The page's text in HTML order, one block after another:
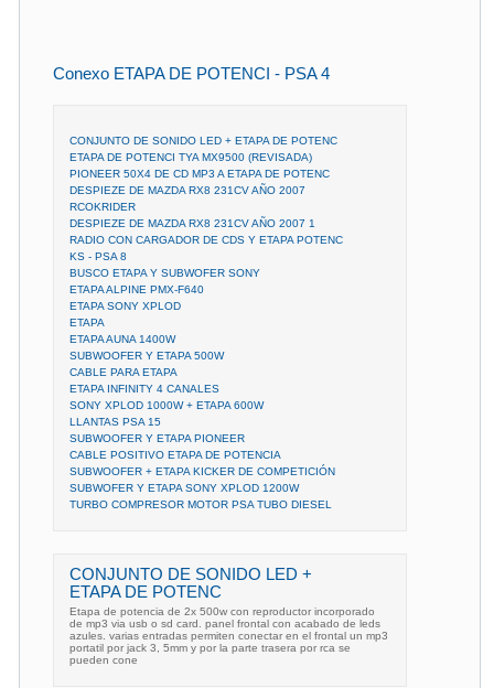
Conexo ETAPA DE POTENCI - PSA 4
CONJUNTO DE SONIDO LED + ETAPA DE POTENC
ETAPA DE POTENCI TYA MX9500 (REVISADA)
PIONEER 50X4 DE CD MP3 A ETAPA DE POTENC
DESPIEZE DE MAZDA RX8 231CV AÑO 2007
RCOKRIDER
DESPIEZE DE MAZDA RX8 231CV AÑO 2007 1
RADIO CON CARGADOR DE CDS Y ETAPA POTENC
KS - PSA 8
BUSCO ETAPA Y SUBWOFER SONY
ETAPA ALPINE PMX-F640
ETAPA SONY XPLOD
ETAPA
ETAPA AUNA 1400W
SUBWOOFER Y ETAPA 500W
CABLE PARA ETAPA
ETAPA INFINITY 4 CANALES
SONY XPLOD 1000W + ETAPA 600W
LLANTAS PSA 15
SUBWOOFER Y ETAPA PIONEER
CABLE POSITIVO ETAPA DE POTENCIA
SUBWOOFER + ETAPA KICKER DE COMPETICIÓN
SUBWOFER Y ETAPA SONY XPLOD 1200W
TURBO COMPRESOR MOTOR PSA TUBO DIESEL
CONJUNTO DE SONIDO LED +
ETAPA DE POTENC
Etapa de potencia de 2x 500w con reproductor incorporado
de mp3 via usb o sd card. panel frontal con acabado de leds
azules. varias entradas permiten conectar en el frontal un mp3
portatil por jack 3, 5mm y por la parte trasera por rca se
pueden cone